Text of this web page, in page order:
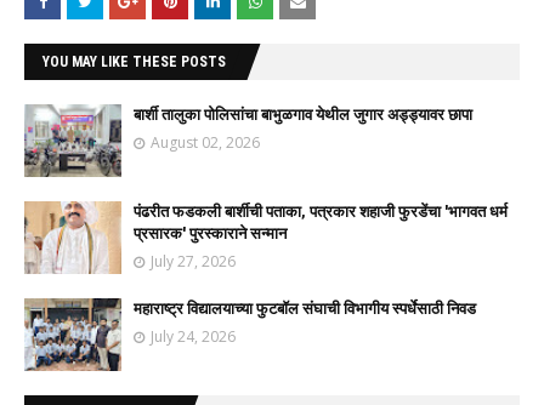
YOU MAY LIKE THESE POSTS
बार्शी तालुका पोलिसांचा बाभुळगाव येथील जुगार अड्ड्यावर छापा
August 02, 2026
पंढरीत फडकली बार्शीची पताका, पत्रकार शहाजी फुरडेंचा 'भागवत धर्म
प्रसारक' पुरस्काराने सन्मान
July 27, 2026
महाराष्ट्र विद्यालयाच्या फुटबॉल संघाची विभागीय स्पर्धेसाठी निवड
July 24, 2026